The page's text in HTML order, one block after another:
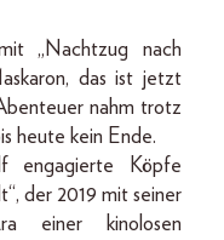
„Nachtzug nach
das ist jetzt
nahm trotz
heute kein Ende.
engagierte Köpfe
der 2019 mit seiner
einer kinolosen